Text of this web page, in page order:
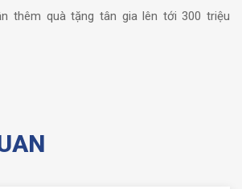
thêm quà tặng tân gia lên tới 300 triệu